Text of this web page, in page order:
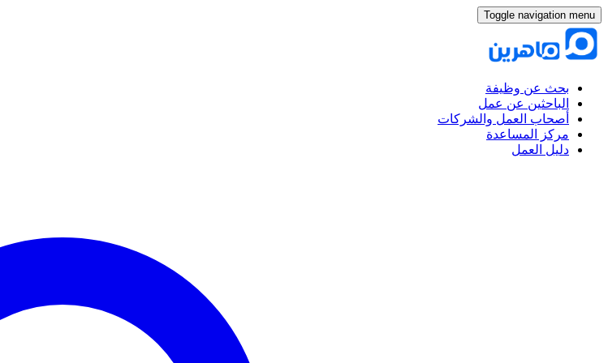
Toggle navigation menu
بحث عن وظيفة
الباحثين عن عمل
أصحاب العمل والشركات
مركز المساعدة
دليل العمل